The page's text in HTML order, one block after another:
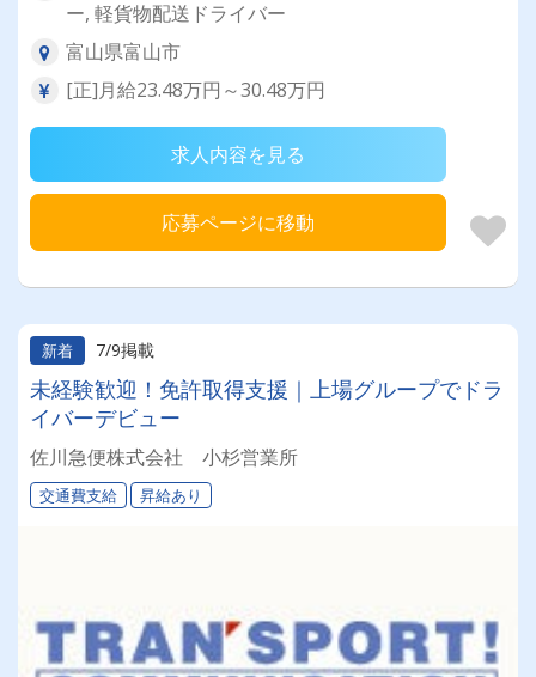
ー, 軽貨物配送ドライバー
富山県富山市
[正]月給23.48万円～30.48万円
求人内容を見る
応募ページに移動
新着 7/9掲載
未経験歓迎！免許取得支援｜上場グループでドラ
イバーデビュー
佐川急便株式会社 小杉営業所
交通費支給 昇給あり